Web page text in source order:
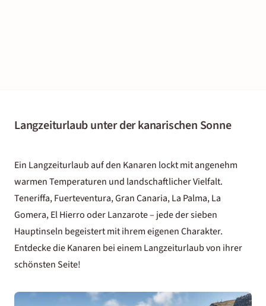
Langzeiturlaub unter der kanarischen Sonne
Ein Langzeiturlaub auf den Kanaren lockt mit angenehm
warmen Temperaturen und landschaftlicher Vielfalt.
Teneriffa, Fuerteventura, Gran Canaria, La Palma, La
Gomera, El Hierro oder Lanzarote – jede der sieben
Hauptinseln begeistert mit ihrem eigenen Charakter.
Entdecke die Kanaren bei einem Langzeiturlaub von ihrer
schönsten Seite!